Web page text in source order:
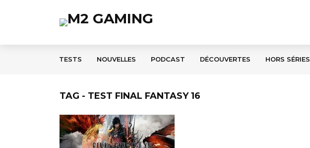
TESTS NOUVELLES PODCAST DÉCOUVERTES HORS SÉRIES
TAG - TEST FINAL FANTASY 16